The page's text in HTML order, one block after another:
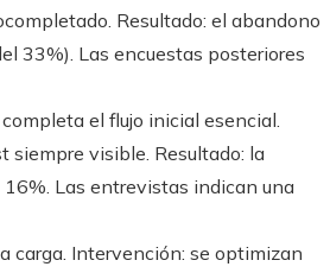
Resultado: el abandono
33%). Las encuestas posteriores
el flujo inicial esencial.
siempre visible. Resultado: la
Las entrevistas indican una
carga. Intervención: se optimizan